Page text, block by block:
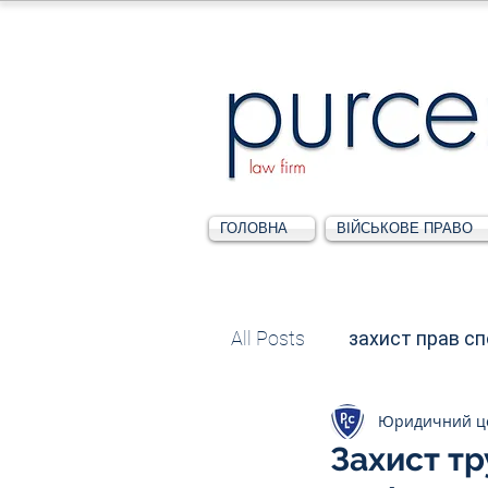
ГОЛОВНА ВІЙСЬКОВЕ ПРАВО
All Posts захист прав
Податкове
Захист
Юридичний